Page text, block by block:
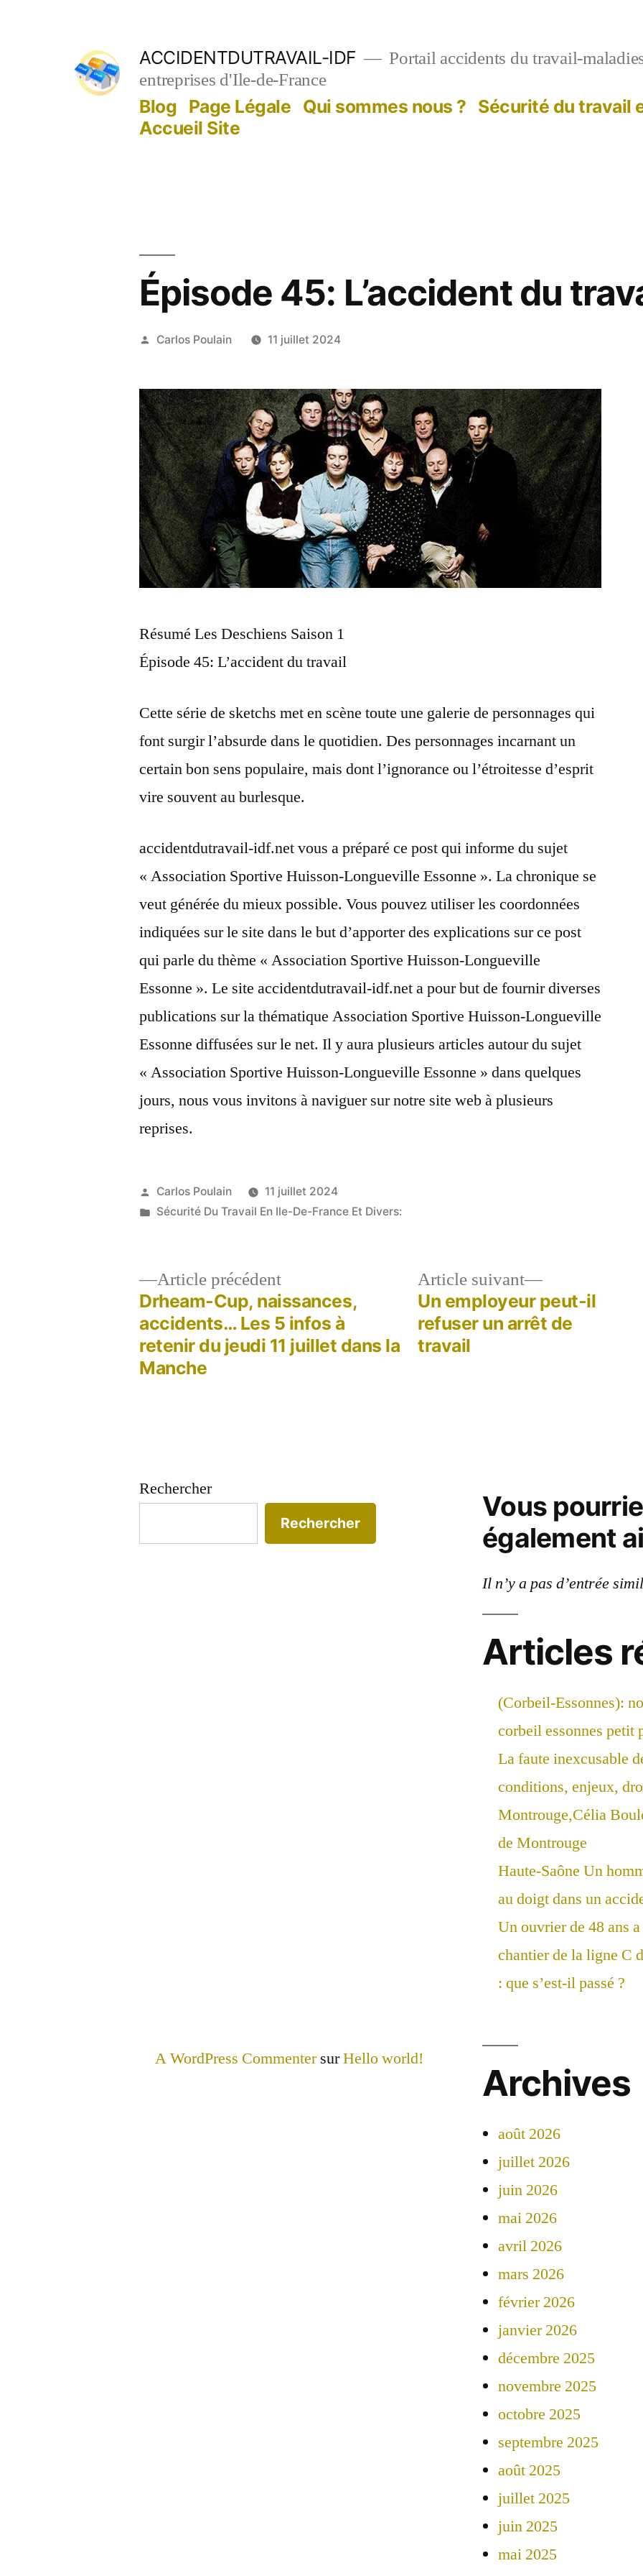
ACCIDENTDUTRAVAIL-IDF
Portail accidents du travail-
entreprises d'Ile-de-France
Blog Page Légale Qui sommes nous ? Sécurité du travail
Accueil Site
Épisode 45: L’accident du
Publié
Carlos Poulain 11 juillet 2024
Résumé Les Deschiens Saison 1
Épisode 45: L’accident du travail
Cette série de sketchs met en scène toute une galerie de personnages qui
font surgir l’absurde dans le quotidien. Des personnages incarnant un
certain bon sens populaire, mais dont l’ignorance ou l’étroitesse d’esprit
vire souvent au burlesque.
accidentdutravail-idf.net vous a préparé ce post qui informe du sujet
« Association Sportive Huisson-Longueville Essonne ». La chronique se
veut générée du mieux possible. Vous pouvez utiliser les coordonnées
indiquées sur le site dans le but d’apporter des explications sur ce post
qui parle du thème « Association Sportive Huisson-Longueville
Essonne ». Le site accidentdutravail-idf.net a pour but de fournir diverses
publications sur la thématique Association Sportive Huisson-Longueville
Essonne diffusées sur le net. Il y aura plusieurs articles autour du sujet
« Association Sportive Huisson-Longueville Essonne » dans quelques
jours, nous vous invitons à naviguer sur notre site web à plusieurs
reprises.
Publié
par
Carlos Poulain
11 juillet 2024
Publié
Sécurité Du Travail En Ile-De-France Et Divers:
Navigation
Article précédentArticle
précédent :
Drheam-Cup, naissances,
accidents… Les 5 infos à
retenir du jeudi 11 juillet dans la
Manche
Article suivant
Article
suivant :
Un employeur peut-il
refuser un arrêt de
travail
Rechercher
Rechercher
Vous
également
Il n’y a pas d’entrée
Articles
(Corbeil-Essonnes):
corbeil essonnes petit
La faute inexcusable
conditions, enjeux,
Montrouge,Célia
de Montrouge
Haute-Saône Un
au doigt dans un
Un ouvrier de 48 ans
chantier de la ligne C
: que s’est-il passé ?
A WordPress CommentersurHello world!
Archives
août 2026
juillet 2026
juin 2026
mai 2026
avril 2026
mars 2026
février 2026
janvier 2026
décembre 2025
novembre 2025
octobre 2025
septembre 2025
août 2025
juillet 2025
juin 2025
mai 2025